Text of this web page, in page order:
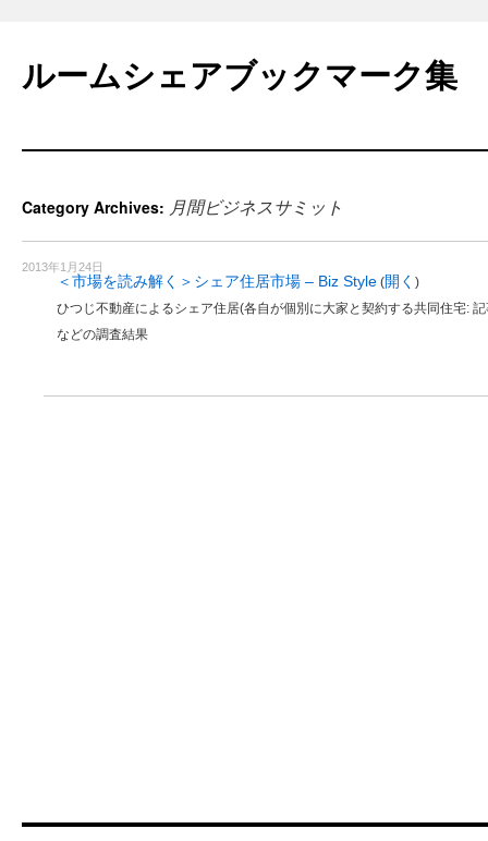
content
ルームシェアブックマーク集
Category Archives: 月間ビジネスサミット
2013年1月24日
＜市場を読み解く＞シェア住居市場 – Biz Style (開く )
ひつじ不動産によるシェア住居(各自が個別に大家と契約する共同住宅:
などの調査結果